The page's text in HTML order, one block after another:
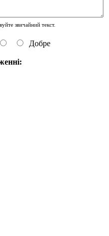
звичайний текст.
Добре